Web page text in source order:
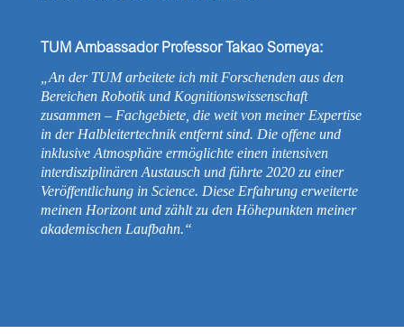
TUM Ambassador Professor Takao Someya:
„An der TUM arbeitete ich mit Forschenden aus den
Bereichen Robotik und Kognitionswissenschaft
zusammen – Fachgebiete, die weit von meiner Expertise
in der Halbleitertechnik entfernt sind. Die offene und
inklusive Atmosphäre ermöglichte einen intensiven
interdisziplinären Austausch und führte 2020 zu einer
Veröffentlichung in Science. Diese Erfahrung erweiterte
meinen Horizont und zählt zu den Höhepunkten meiner
akademischen Laufbahn.“